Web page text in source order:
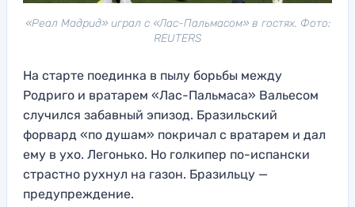
«Реал Мадрид» играл с «Лас-Пальмасом» в гостях. Фото:
REUTERS
На старте поединка в пылу борьбы между
Родриго и вратарем «Лас-Пальмаса» Вальесом
случился забавный эпизод. Бразильский
форвард «по душам» покричал с вратарем и дал
ему в ухо. Легонько. Но голкипер по-испански
страстно рухнул на газон. Бразильцу —
предупреждение.